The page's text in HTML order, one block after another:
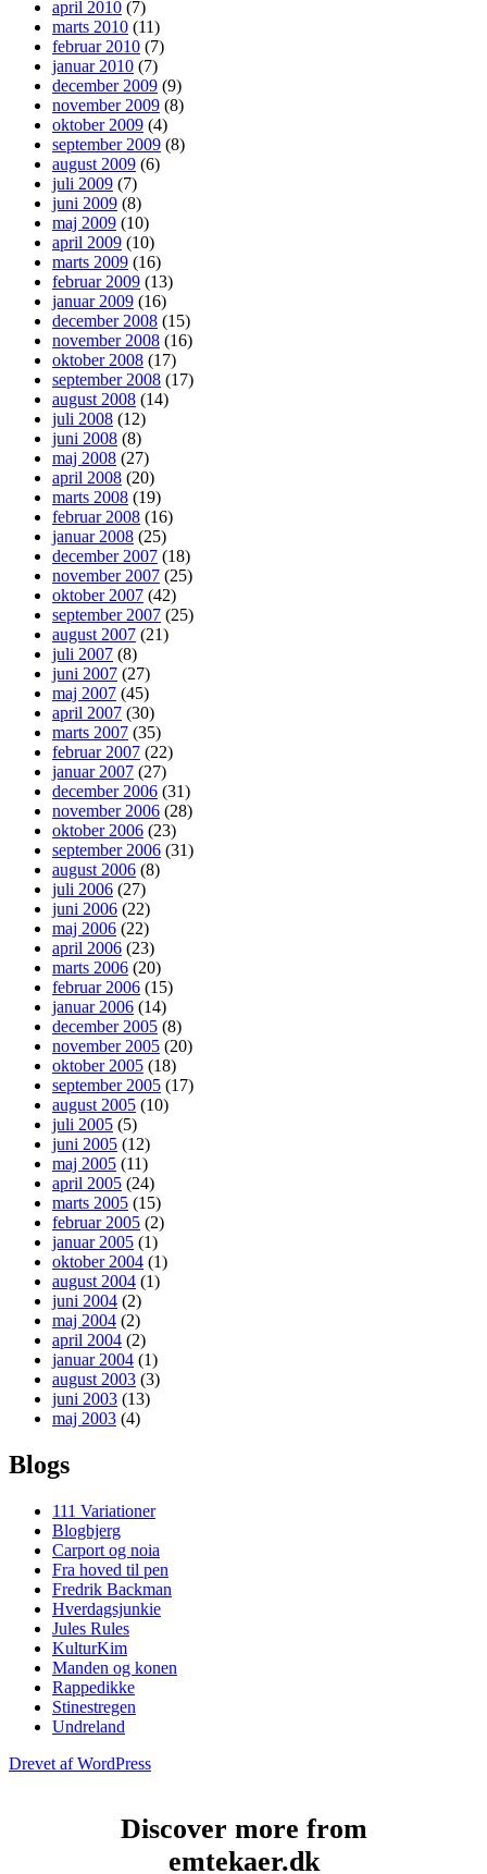
april 2010 (7)
marts 2010 (11)
februar 2010 (7)
januar 2010 (7)
december 2009 (9)
november 2009 (8)
oktober 2009 (4)
september 2009 (8)
august 2009 (6)
juli 2009 (7)
juni 2009 (8)
maj 2009 (10)
april 2009 (10)
marts 2009 (16)
februar 2009 (13)
januar 2009 (16)
december 2008 (15)
november 2008 (16)
oktober 2008 (17)
september 2008 (17)
august 2008 (14)
juli 2008 (12)
juni 2008 (8)
maj 2008 (27)
april 2008 (20)
marts 2008 (19)
februar 2008 (16)
januar 2008 (25)
december 2007 (18)
november 2007 (25)
oktober 2007 (42)
september 2007 (25)
august 2007 (21)
juli 2007 (8)
juni 2007 (27)
maj 2007 (45)
april 2007 (30)
marts 2007 (35)
februar 2007 (22)
januar 2007 (27)
december 2006 (31)
november 2006 (28)
oktober 2006 (23)
september 2006 (31)
august 2006 (8)
juli 2006 (27)
juni 2006 (22)
maj 2006 (22)
april 2006 (23)
marts 2006 (20)
februar 2006 (15)
januar 2006 (14)
december 2005 (8)
november 2005 (20)
oktober 2005 (18)
september 2005 (17)
august 2005 (10)
juli 2005 (5)
juni 2005 (12)
maj 2005 (11)
april 2005 (24)
marts 2005 (15)
februar 2005 (2)
januar 2005 (1)
oktober 2004 (1)
august 2004 (1)
juni 2004 (2)
maj 2004 (2)
april 2004 (2)
januar 2004 (1)
august 2003 (3)
juni 2003 (13)
maj 2003 (4)
Blogs
111 Variationer
Blogbjerg
Carport og noia
Fra hoved til pen
Fredrik Backman
Hverdagsjunkie
Jules Rules
KulturKim
Manden og konen
Rappedikke
Stinestregen
Undreland
Drevet af WordPress
Discover more from
emtekaer.dk